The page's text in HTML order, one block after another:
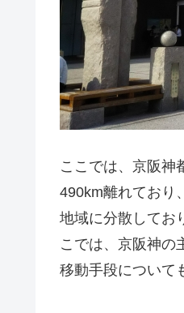
ここでは、京阪神
490km離れており
地域に分散してお
こでは、京阪神の
移動手段について